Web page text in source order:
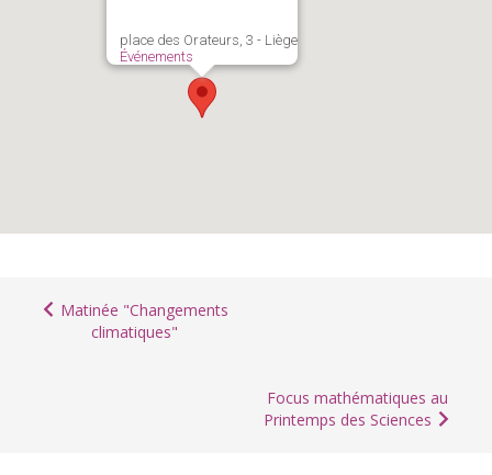
place des Orateurs, 3 - Liège
Événements
Matinée "Changements
climatiques"
Focus mathématiques au
Printemps des Sciences